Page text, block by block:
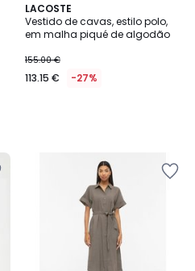
LACOSTE
Vestido de cavas, estilo polo,
em malha piqué de algodão
155.00 €
113.15 € -27%